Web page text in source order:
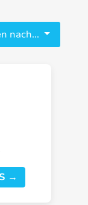
nach...
→